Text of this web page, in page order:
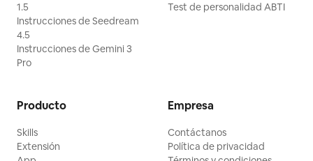
1.5
Instrucciones de Seedream
4.5
Instrucciones de Gemini 3
Pro
Test de personalidad ABTI
Producto
Skills
Extensión
Empresa
Contáctanos
Política de privacidad